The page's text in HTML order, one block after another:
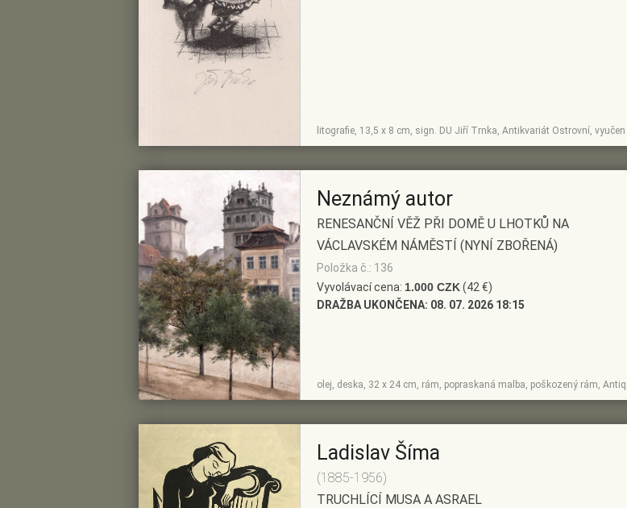
litografie, 13,5 x 8 cm, sign. DU Jiří Trnka, Antikvariát Ostrovní,
ZOBRAZIT
DETAIL
PŘIDAT DO
PŘEDVÝBĚRU
Neznámý autor
RENESANČNÍ VĚŽ PŘI DOMĚ U LHOTKŮ NA
VÁCLAVSKÉM NÁMĚSTÍ (NYNÍ ZBOŘENÁ)
Položka č.: 136
Vyvolávací cena: 1.000 CZK(42 €)
DRAŽBA UKONČENA: 08. 07. 2026 18:15
olej, deska, 32 x 24 cm, rám, popraskaná malba, poškozený rám,
Ladislav Šíma
(1885-1956)
TRUCHLÍCÍ MUSA A ASRAEL